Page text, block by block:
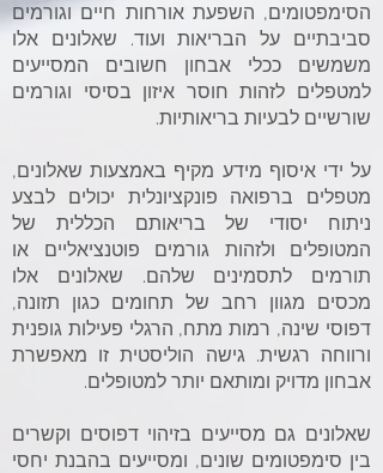
הסימפטומים, השפעת אורחות חיים וגורמים
סביבתיים על הבריאות ועוד. שאלונים אלו
משמשים ככלי אבחון חשובים המסייעים
למטפלים לזהות חוסר איזון בסיסי וגורמים
שורשיים לבעיות בריאותיות.
על ידי איסוף מידע מקיף באמצעות שאלונים,
מטפלים ברפואה פונקציונלית יכולים לבצע
ניתוח יסודי של בריאותם הכללית של
המטופלים ולזהות גורמים פוטנציאליים או
תורמים לתסמינים שלהם. שאלונים אלו
מכסים מגוון רחב של תחומים כגון תזונה,
דפוסי שינה, רמות מתח, הרגלי פעילות גופנית
ורווחה רגשית. גישה הוליסטית זו מאפשרת
אבחון מדויק ומותאם יותר למטופלים.
שאלונים גם מסייעים בזיהוי דפוסים וקשרים
בין סימפטומים שונים, ומסייעים בהבנת יחסי